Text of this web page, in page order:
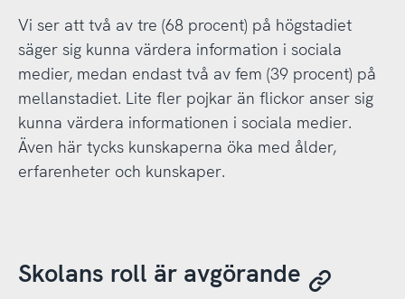
Vi ser att två av tre (68 procent) på högstadiet
säger sig kunna värdera information i sociala
medier, medan endast två av fem (39 procent) på
mellanstadiet. Lite fler pojkar än flickor anser sig
kunna värdera informationen i sociala medier.
Även här tycks kunskaperna öka med ålder,
erfarenheter och kunskaper.
Skolans roll är avgörande